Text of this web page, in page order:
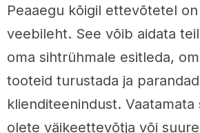
Peaaegu kõigil ettevõtetel
veebileht. See võib aidata
oma sihtrühmale esitleda,
tooteid turustada ja
klienditeenindust. Vaatamata
olete väikeettevõtja või